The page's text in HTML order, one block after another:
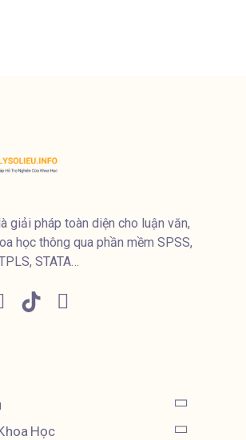
giải pháp toàn diện cho luận văn,
học thông qua phần mềm SPSS,
STATA…
Học